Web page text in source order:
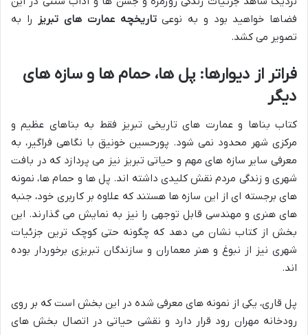
فضاها خواهید بود و به نوعیتاریخچه عمارت های تبریز را به
تصویر می کشد.
فراتر از دیوارها: پل ها، حمام ها و سازه های
دیگر
کتاب بناها و عمارت های تاریخی تبریز فقط به بناهای عظیم و
مرکزی شهر محدود نمی شود. پورحسین خونیق با نگاهی فراگیر، به
معرفی سایر سازه های مهم و حیاتی تبریز نیز می پردازد که در بافت
شهری و زندگی مردم نقش کلیدی داشته اند. پل ها و حمام ها، نمونه
های برجسته ای از این سازه ها هستند که علاوه بر کاربری خود، جنبه
های هنری و مهندسی قابل توجهی را نیز به نمایش می گذارند. این
بخش از کتاب نشان می دهد که چگونه حتی کوچک ترین جزئیات
شهری نیز از نبوغ و هنر معماران و سازندگان تبریزی برخوردار بوده
اند.
پل قاری، یکی از نمونه های معرفی شده در این بخش است که بر روی
رودخانه مهران رود قرار دارد و نقشی حیاتی در اتصال بخش های